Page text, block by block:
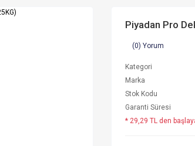
Piyadan Pro
(0) Yorum
Kategori
Marka
Stok Kodu
Garanti Süresi
* 29,29 TL den